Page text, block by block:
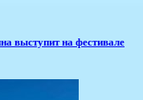
выступит на фестивале